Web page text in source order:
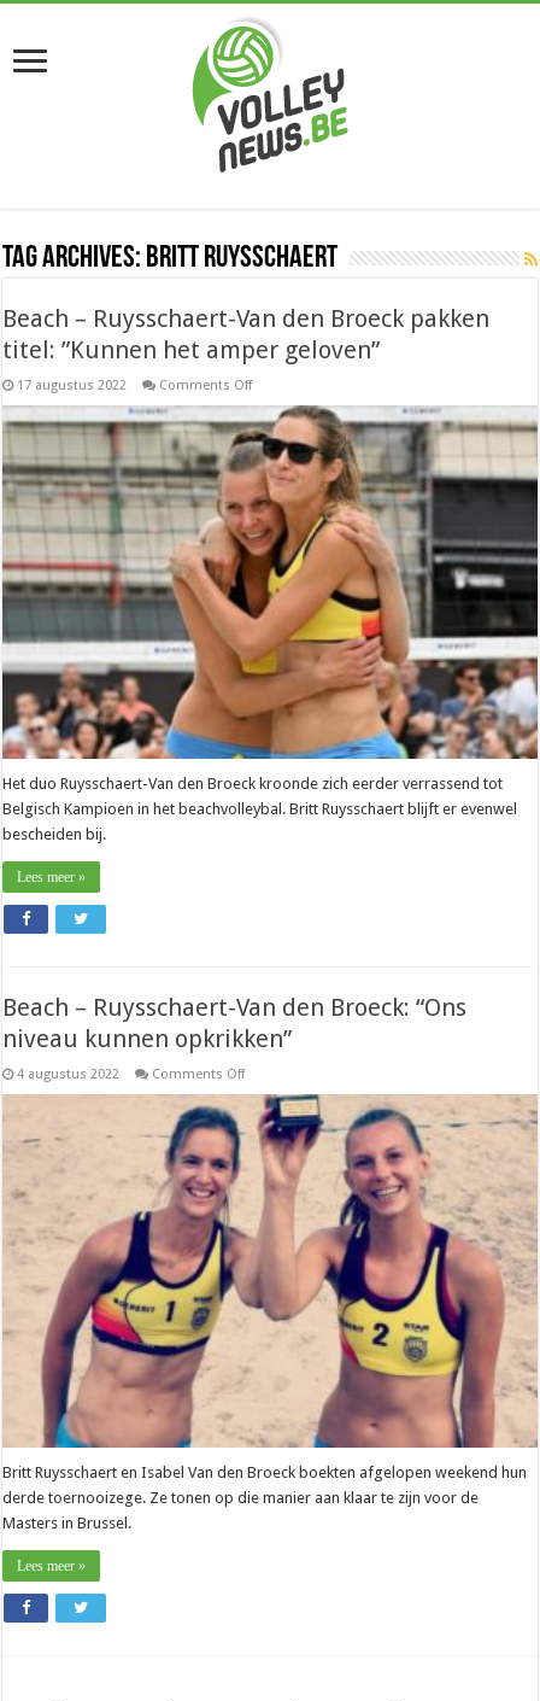
Tag Archives: Britt Ruysschaert
Beach – Ruysschaert-Van den Broeck pakken
titel: ”Kunnen het amper geloven”
17 augustus 2022 Comments Offon
Ruysschaert-
Van
den
Broeck
pakken
titel:
”Kunnen
het
amper
geloven”
Het duo Ruysschaert-Van den Broeck kroonde zich eerder verrassend tot
Belgisch Kampioen in het beachvolleybal. Britt Ruysschaert blijft er evenwel
bescheiden bij.
Lees meer »
Beach – Ruysschaert-Van den Broeck: “Ons
niveau kunnen opkrikken”
4 augustus 2022 Comments Offon
Ruysschaert-
Van
den
Broeck:
“Ons
niveau
kunnen
opkrikken”
Britt Ruysschaert en Isabel Van den Broeck boekten afgelopen weekend hun
derde toernooizege. Ze tonen op die manier aan klaar te zijn voor de
Masters in Brussel.
Lees meer »